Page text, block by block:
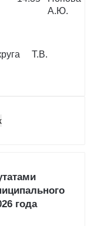
А.Ю.
Т.В.
года